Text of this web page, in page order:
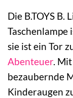
Die B.TOYS
Taschenlampe
sie ist ein Tor
Abenteuer.
bezaubernde
Kinderaugen